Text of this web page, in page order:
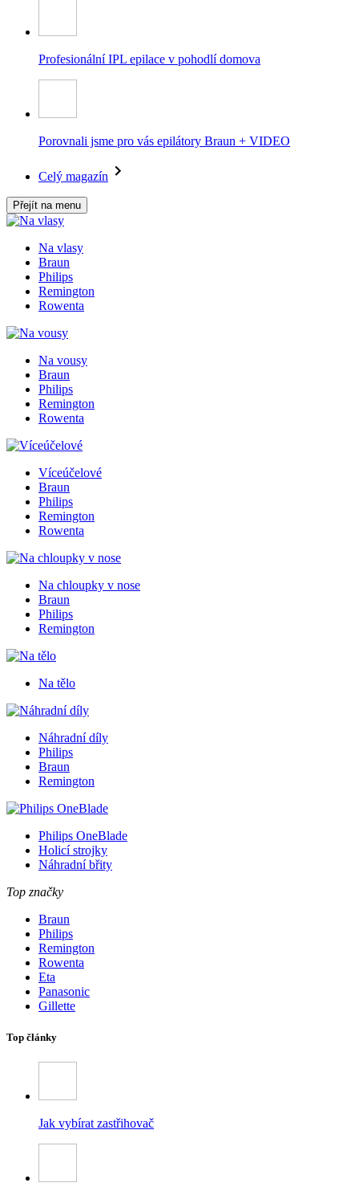
Profesionální IPL epilace v pohodlí domova
Porovnali jsme pro vás epilátory Braun + VIDEO
Celý magazín
Přejít na menu
Na vlasy
Braun
Philips
Remington
Rowenta
Na vousy
Braun
Philips
Remington
Rowenta
Víceúčelové
Braun
Philips
Remington
Rowenta
Na chloupky v nose
Braun
Philips
Remington
Na tělo
Náhradní díly
Philips
Braun
Remington
Philips OneBlade
Holicí strojky
Náhradní břity
Top značky
Braun
Philips
Remington
Rowenta
Eta
Panasonic
Gillette
Top články
Jak vybírat zastřihovač